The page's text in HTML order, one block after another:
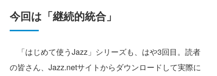
今回は「継続的統合」
「はじめて使うJazz」シリーズも、はや3回目。読者
の皆さん、Jazz.netサイトからダウンロードして実際に